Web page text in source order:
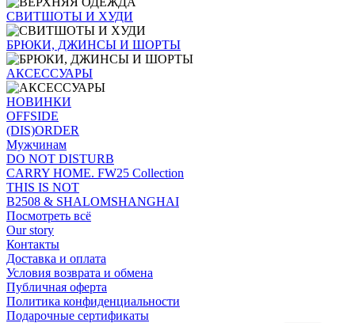
СВИТШОТЫ И ХУДИ
БРЮКИ, ДЖИНСЫ И ШОРТЫ
АКСЕССУАРЫ
НОВИНКИ
OFFSIDE
(DIS)ORDER
Мужчинам
DO NOT DISTURB
CARRY HOME. FW25 Collection
THIS IS NOT
B2508 & SHALOMSHANGHAI
Посмотреть всё
Our story
Контакты
Доставка и оплата
Условия возврата и обмена
Публичная оферта
Политика конфиденциальности
Подарочные сертификаты